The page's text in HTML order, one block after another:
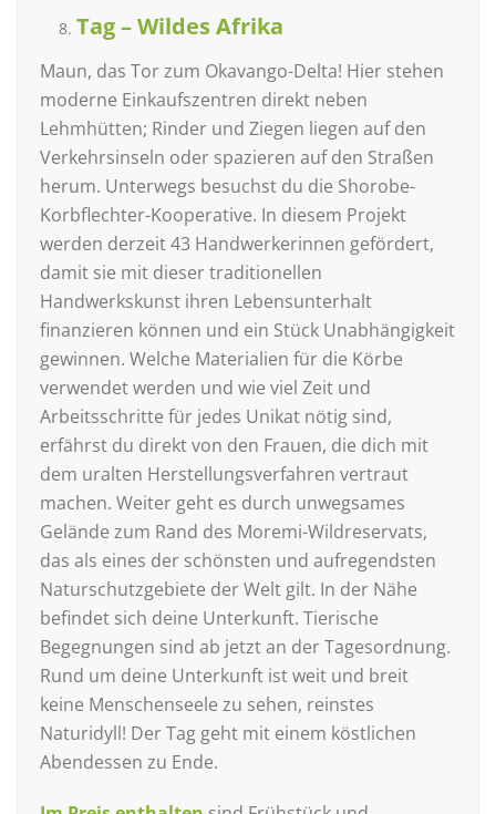
Tag – Wildes Afrika
Maun, das Tor zum Okavango-Delta! Hier stehen
moderne Einkaufszentren direkt neben
Lehmhütten; Rinder und Ziegen liegen auf den
Verkehrsinseln oder spazieren auf den Straßen
herum. Unterwegs besuchst du die Shorobe-
Korbflechter-Kooperative. In diesem Projekt
werden derzeit 43 Handwerkerinnen gefördert,
damit sie mit dieser traditionellen
Handwerkskunst ihren Lebensunterhalt
finanzieren können und ein Stück Unabhängigkeit
gewinnen. Welche Materialien für die Körbe
verwendet werden und wie viel Zeit und
Arbeitsschritte für jedes Unikat nötig sind,
erfährst du direkt von den Frauen, die dich mit
dem uralten Herstellungsverfahren vertraut
machen. Weiter geht es durch unwegsames
Gelände zum Rand des Moremi-Wildreservats,
das als eines der schönsten und aufregendsten
Naturschutzgebiete der Welt gilt. In der Nähe
befindet sich deine Unterkunft. Tierische
Begegnungen sind ab jetzt an der Tagesordnung.
Rund um deine Unterkunft ist weit und breit
keine Menschenseele zu sehen, reinstes
Naturidyll! Der Tag geht mit einem köstlichen
Abendessen zu Ende.